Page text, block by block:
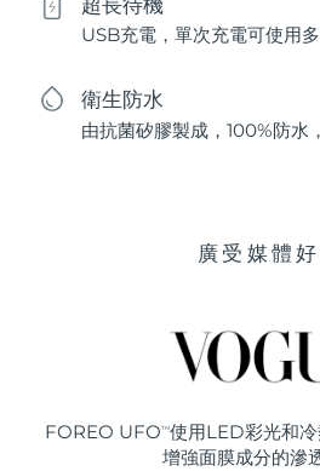
USB充電，單次充電可使用
衛生防水
由抗菌矽膠製成，100%防水
廣受媒體
FOREO UFO TM使用LED彩光和冷
增強面膜成分的滲